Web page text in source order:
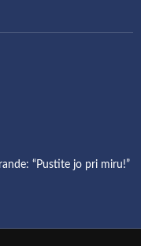
“Pustite jo pri miru!”